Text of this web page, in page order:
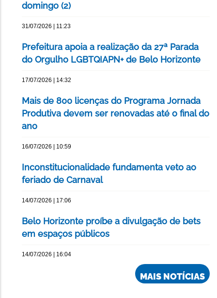
domingo (2)
31/07/2026 | 11:23
Prefeitura apoia a realização da 27ª Parada
do Orgulho LGBTQIAPN+ de Belo Horizonte
17/07/2026 | 14:32
Mais de 800 licenças do Programa Jornada
Produtiva devem ser renovadas até o final do
ano
16/07/2026 | 10:59
Inconstitucionalidade fundamenta veto ao
feriado de Carnaval
14/07/2026 | 17:06
Belo Horizonte proíbe a divulgação de bets
em espaços públicos
14/07/2026 | 16:04
MAIS NOTÍCIAS